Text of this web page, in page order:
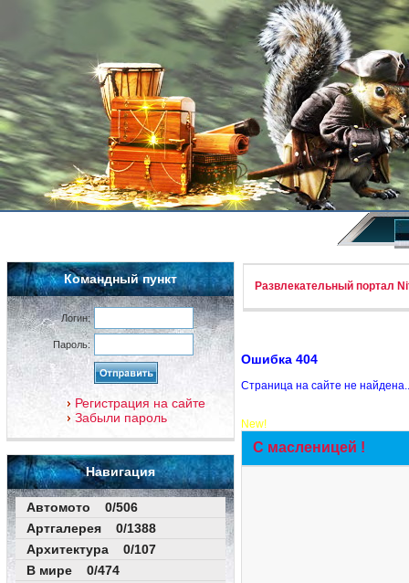
Командный пункт
Логин:
Пароль:
Регистрация на сайте
Забыли пароль
Навигация
Автомото 0/506
Артгалерея 0/1388
Архитектура 0/107
В мире 0/474
Развлекательный портал
Ошибка 404
Страница на сайте не
New!
С масленицей !